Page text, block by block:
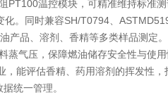
PT100温控模块，可精准维持标准
。同时兼容SH/T0794、
产品、溶剂、香精等多类样品测定。
气压，保障燃油储存安全性与使
能评估香精、药用溶剂的挥发性，
统一管理。